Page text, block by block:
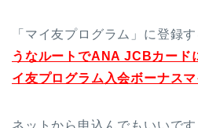
「マイ友プログラム」に登録す
うなルートでANA JCBカード
イ友プログラム入会ボーナス
ネットから申込んでもいいで